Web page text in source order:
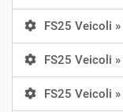
FS25 Veicoli
FS25 Veicoli
FS25 Veicoli